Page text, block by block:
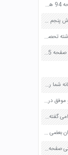
از کار خلبان قهرمان شهید عباس بابایی چه اموختید صفحه 94 هدیه های آسمان چهارم
انشا صدای به هم خوردن برگ ها صفحه 11 کتاب نگارش پنجم دبستان
انواع مختلف شبکه های اجتماعی عمومی و تخصصی رشته تحصیلی صفحه 38 کاربرد فناوری های نوین یازدهم
با توجه به طرح سفرنامه خود پیش نویس آن را بنویسید صفحه 95 و 96 نگارش یازدهم
برنامه ای که دست یابی دیگران به شبکه و اینترنت و رایانه شما را قطع می کند
به نظر شما برای افزایش توان و قدرت ایستادگی موثر و موفق در برابر تهاجم دشمن چه اقداماتی باید انجام دهم صفحه 13 آمادگی دفاعی دهم
به نوعی استراتژی جنگی جهت حفظ نیروها و ادوات نظامی گفته میشود ؟ بازی خواستگاری جواب پاسخ
به نظر شما علت پرخاشگری بی صبری یا نابردباری در میان بعضی از ما چیست صفحه 85 کتاب تفکر و سبک زندگی هفتم
جواب فعالیت های نوشتاری درس هفدهم راز خوشبختی صفحه 122 فارسی هشتم